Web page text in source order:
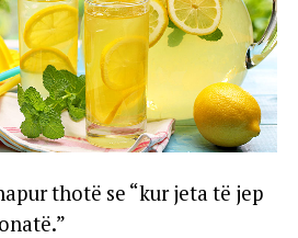
thotë se “kur jeta të jep